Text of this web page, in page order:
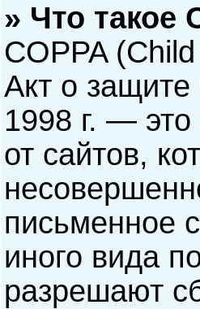
» Что такое
COPPA
Акт о защите
1998 г. —
от сайтов,
письменное
иного вида
разрешают